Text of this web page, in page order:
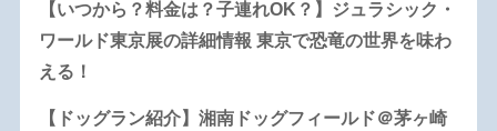
【いつから？料金は？子連れOK？】ジュラシック・
ワールド東京展の詳細情報 東京で恐竜の世界を味わ
える！
【ドッグラン紹介】湘南ドッグフィールド＠茅ヶ崎